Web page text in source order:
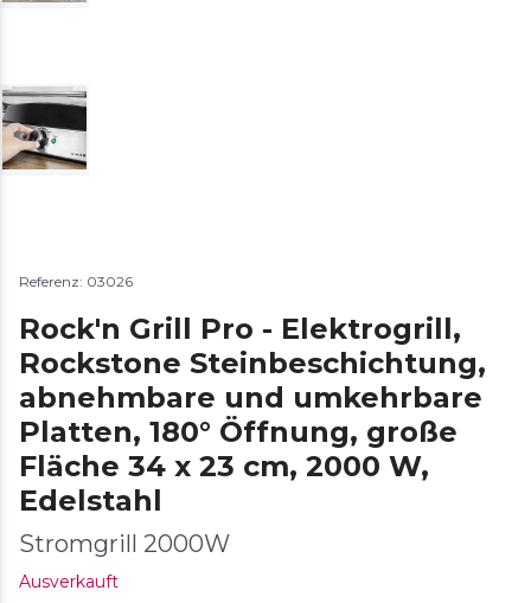
Referenz: 03026
Rock'n Grill Pro - Elektrogrill,
Rockstone Steinbeschichtung,
abnehmbare und umkehrbare
Platten, 180° Öffnung, große
Fläche 34 x 23 cm, 2000 W,
Edelstahl
Stromgrill 2000W
Ausverkauft